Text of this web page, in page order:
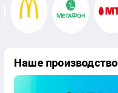
Наше производство